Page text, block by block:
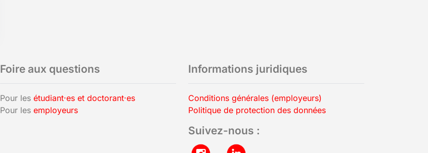
Foire aux questions
Pour les étudiant·es et doctorant·es
Pour les employeurs
Informations juridiques
Conditions générales (employeurs)
Politique de protection des données
Suivez-nous :